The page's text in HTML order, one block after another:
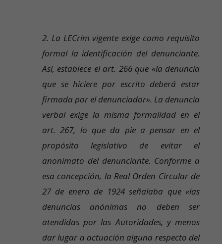
2. La LECrim vigente exige como requisito
formal la identificación del denunciante.
Así, establece el art. 266 que «la denuncia
que se hiciere por escrito deberá estar
firmada por el denunciador». La denuncia
verbal exige la misma formalidad en el
art. 267, lo que da pie a pensar en el
propósito legislativo de evitar el
anonimato del denunciante. Conforme a
esa concepción, la Real Orden Circular de
27 de enero de 1924 señalaba que «las
denuncias anónimas no deben ser
atendidas por las Autoridades, y menos
dar lugar a actuación alguna respecto del